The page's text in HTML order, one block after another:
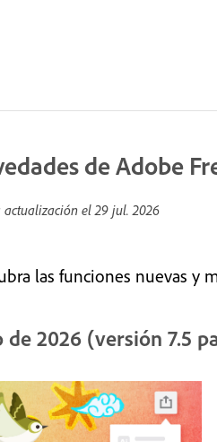
de Adobe
actualización el29 jul. 2026
las funciones nuevas y
de 2026 (versión 7.5